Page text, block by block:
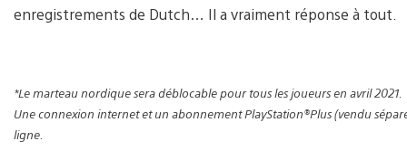
enregistrements de Dutch… Il a vraiment réponse à tout.
*Le marteau nordique sera déblocable pour tous les joueurs en avril 2021.
Une connexion internet et un abonnement PlayStation®Plus (vendu
ligne